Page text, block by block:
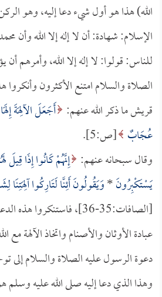
الله) هذا هو أول شيء دعا إليه، وهو
الإسلام: شهادة: أن لا إله إلا الله وأن
للناس: قولوا: لا إله إلا الله، وأمرهم أن
الصلاة والسلام امتنع الأكثرون
قريش ما ذكر الله عنهم: أَجَعَلَ الآلِهَةَ
عُجَابٌ [ص:5].
وقال سبحانه عنهم: إِنَّهُمْ كَانُوا إِذَا قِيلَ
يَسْتَكْبِرُونَ*وَيَقُولُونَ أَئِنَّا لَتَارِكُوا آلِهَتِنَا
[الصافات:35-36]، فاستنكروا
عبادة الأوثان والأصنام واتخاذ الآلهة مع
دعوة الرسول عليه الصلاة والسلام إلى
وهذا الذي دعا إليه صلى الله عليه